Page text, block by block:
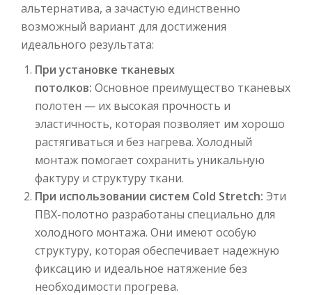
альтернатива, а зачастую единственно
возможный вариант для достижения
идеального результата:
При установке тканевых
потолков: Основное преимущество тканевых
полотен — их высокая прочность и
эластичность, которая позволяет им хорошо
растягиваться и без нагрева. Холодный
монтаж помогает сохранить уникальную
фактуру и структуру ткани.
При использовании систем Cold Stretch: Эти
ПВХ-полотно разработаны специально для
холодного монтажа. Они имеют особую
структуру, которая обеспечивает надежную
фиксацию и идеальное натяжение без
необходимости прогрева.